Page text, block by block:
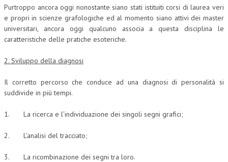
Purtroppo ancora oggi nonostante siano stati istituiti corsi di laurea veri
e propri in scienze grafologiche ed al momento siano attivi dei master
universitari, ancora oggi qualcuno associa a questa disciplina le
caratteristiche delle pratiche esoteriche.
2. Sviluppo della diagnosi
Il corretto percorso che conduce ad una diagnosi di personalità si
suddivide in più tempi.
1. La ricerca e l’individuazione dei singoli segni grafici;
2. L’analisi del tracciato;
3. La ricombinazione dei segni tra loro.